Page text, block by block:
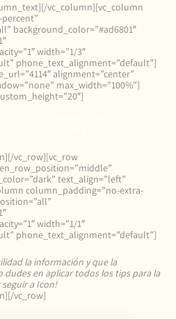
vc_column][vc_column
background_color=”#ad6801″
width=”1/3″
phone_text_alignment=”default”]
alignment=”center”
max_width=”100%”]
vc_row][vc_row
text_align=”left”
column_padding=”no-extra-
width=”1/1″
phone_text_alignment=”default”]
la información y que la
dudes en aplicar todos los tips para la
seguir a Icon!
vc_row]